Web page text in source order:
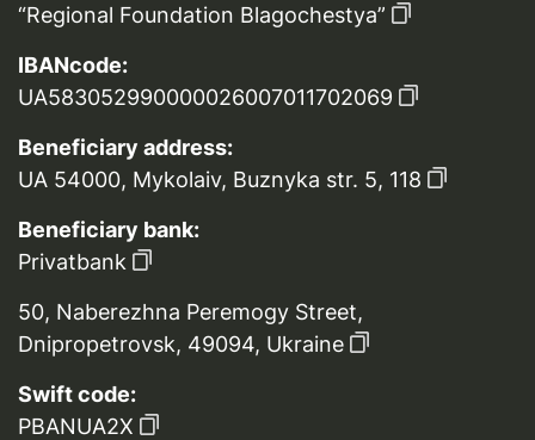
“Regional Foundation Blagochestya”
IBANcode:
UA583052990000026007011702069
Beneficiary address:
UA 54000, Mykolaiv, Buznyka str. 5, 118
Beneficiary bank:
Privatbank
50, Naberezhna Peremogy Street,
Dnipropetrovsk, 49094, Ukraine
Swift code:
PBANUA2X